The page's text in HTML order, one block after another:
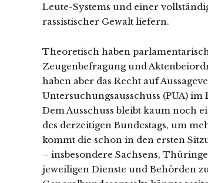
Leute-Systems und einer
rassistischer Gewalt liefern.
Theoretisch haben
Zeugenbefragung und
haben aber das Recht auf
Untersuchungsausschuss (PUA)
Dem Ausschuss bleibt kaum noch
des derzeitigen Bundestags, um
kommt die schon in den ersten
– insbesondere Sachsens,
jeweiligen Dienste und Behörden